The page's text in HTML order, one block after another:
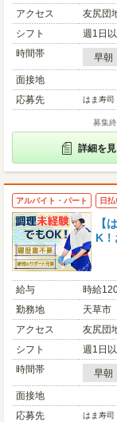
アクセス
友尻団
シフト
週1日
時間帯
早朝
面接地
応募先
はま寿
募集
詳細を
アルバイト・パート 日
【
K！
給与
時給
勤務地
天草市
アクセス
友尻団
シフト
週1日
時間帯
早朝
面接地
応募先
はま寿